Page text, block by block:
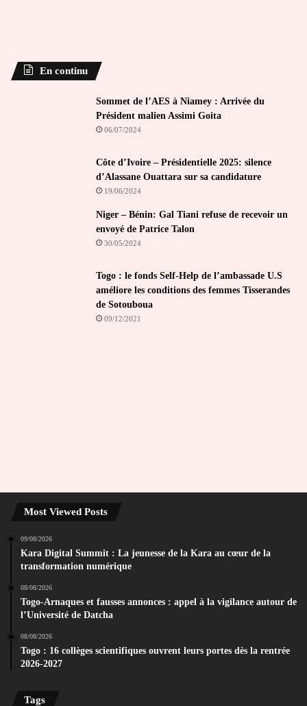
En continu
Sommet de l’AES à Niamey : Arrivée du
Président malien Assimi Goita
06/07/2024
Côte d’Ivoire – Présidentielle 2025: silence
d’Alassane Ouattara sur sa candidature
19/06/2024
Niger – Bénin: Gal Tiani refuse de recevoir un
envoyé de Patrice Talon
30/05/2024
Togo : le fonds Self-Help de l’ambassade U.S
améliore les conditions des femmes Tisserandes
de Sotouboua
09/12/2021
Most Viewed Posts
09/08/2026
Kara Digital Summit : La jeunesse de la Kara au cœur de la
transformation numérique
08/08/2026
Togo-Arnaques et fausses annonces : appel à la vigilance autour de
l’Université de Datcha
08/08/2026
Togo : 16 collèges scientifiques ouvrent leurs portes dès la rentrée
2026-2027
Tags